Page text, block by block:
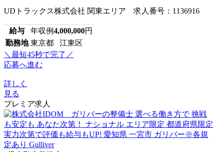
UDトラックス株式会社 関東エリア 求人番号：1136916
給与 年収例4,000,000円
勤務地 東京都 江東区
＼最短45秒で完了／
応募へ進む
詳しく
見る
プレミア求人